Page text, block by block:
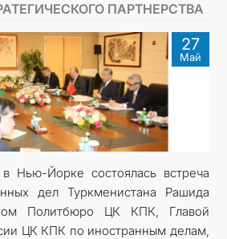
УСЛУГИ
ВИЗА
ДАННЫЕ
ПАРТНЕРСТВА
27
Май
Нью-Йорке состоялась встреча
дел Туркменистана Рашида
Политбюро ЦК КПК, Главой
ЦК КПК по иностранным делам,